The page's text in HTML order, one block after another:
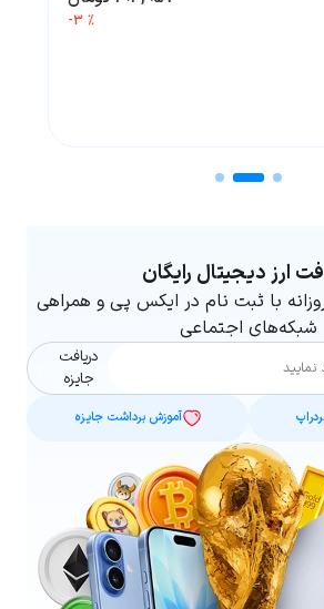
-3 %
ارز دیجیتال رایگان
با ثبت نام در ایکس پی و همراهی
شبکه‌های اجتماعی
دریافت
جایزه
آموزش برداشت جایزه